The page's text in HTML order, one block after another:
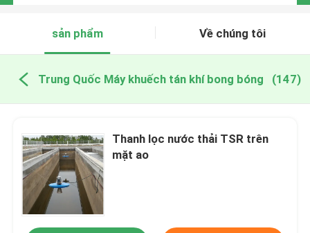
sản phẩm Về chúng tôi
Trung Quốc Máy khuếch tán khí bong bóng (147)
Thanh lọc nước thải TSR trên
mặt ao